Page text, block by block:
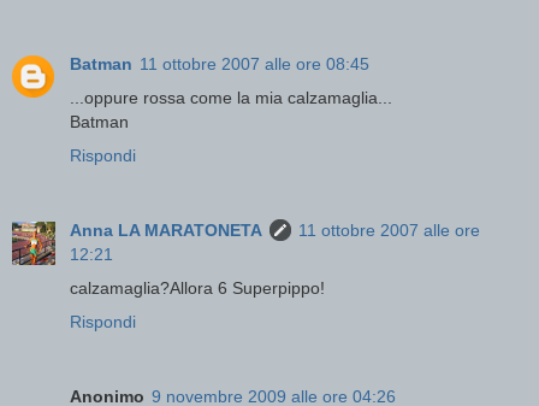
Batman 11 ottobre 2007 alle ore 08:45
...oppure rossa come la mia calzamaglia...
Batman
Rispondi
Anna LA MARATONETA
11 ottobre 2007 alle ore
12:21
calzamaglia?Allora 6 Superpippo!
Rispondi
Anonimo 9 novembre 2009 alle ore 04:26